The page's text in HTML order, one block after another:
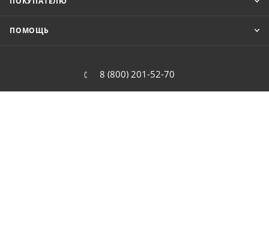
ПОМОЩЬ
8 (800) 201-52-70
order@cit.ru